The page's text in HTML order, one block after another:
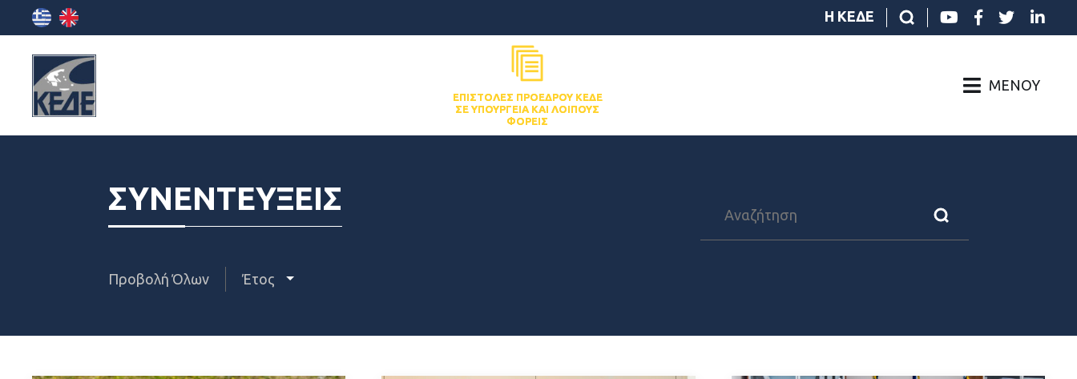
Η ΚΕΔΕ
ΕΠΙΣΤΟΛΈΣ ΠΡΟΈΔΡΟΥ ΚΕΔΕ
ΣΕ ΥΠΟΥΡΓΕΊΑ ΚΑΙ ΛΟΙΠΟΎΣ
ΦΟΡΕΊΣ
ΜΕΝΟΎ
ΣΥΝΕΝΤΕΥΞΕΙΣ
Προβολή Όλων Έτος